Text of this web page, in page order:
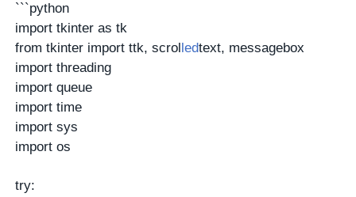
```python
import tkinter as tk
from tkinter import ttk, scrol ledtext, messagebox
import threading
import queue
import time
import sys
import os
try: